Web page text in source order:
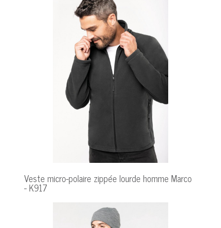
Veste micro-polaire zippée lourde homme Marco
- K917